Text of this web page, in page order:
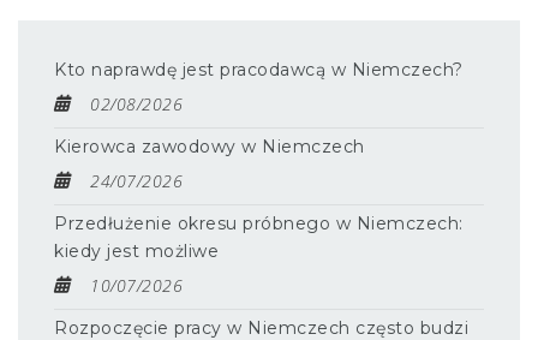
Kto naprawdę jest pracodawcą w Niemczech?
02/08/2026
Kierowca zawodowy w Niemczech
24/07/2026
Przedłużenie okresu próbnego w Niemczech:
kiedy jest możliwe
10/07/2026
Rozpoczęcie pracy w Niemczech często budzi